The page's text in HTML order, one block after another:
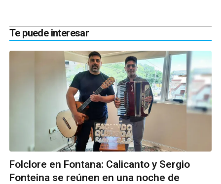
Te puede interesar
Folclore en Fontana: Calicanto y Sergio
Fonteina se reúnen en una noche de